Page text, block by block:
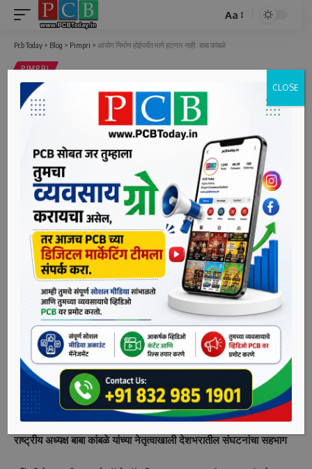
Font
Resizer
Aa
Pcb Today > Blog > Pimpri > आयोग निर्माण होईपर्यंत मागे हटणार नाही : बाबा कांबळे
PIMPRI
आयोग निर्माण होईपर्यंत मागे हटणार नाही :
बाबा कांबळे
Last updated: March 25, 2025 3:12 pm
bpcauthor
2 Min Read
– दिल्ली जंतर मंतर येथे देशभरातील संघटनेचे आंदोलन
राष्ट्रीय अध्यक्ष बाबा कांबळे यांच्या नेतृत्वाखाली देशभरातील संघटनांचा सहभाग
CLOSE